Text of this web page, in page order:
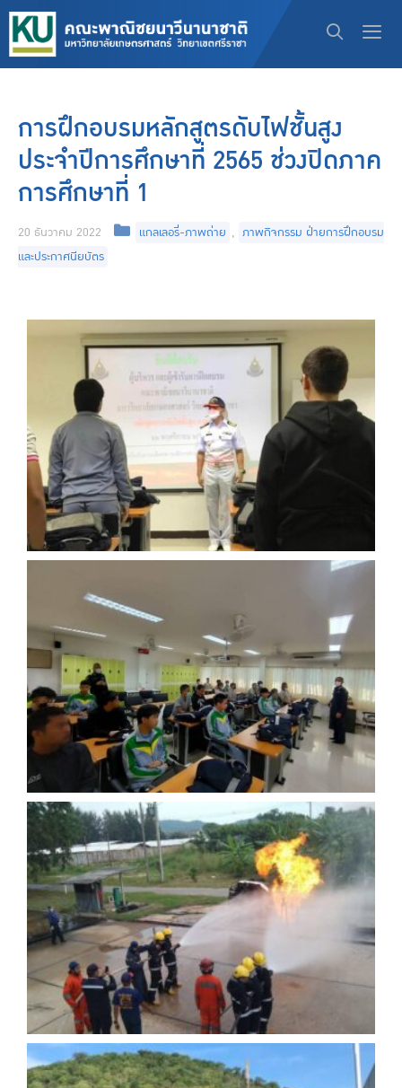
การฝึกอบรมหลักสูตรดับไฟชั้นสูง
ประจำปีการศึกษาที่ 2565 ช่วงปิดภาค
การศึกษาที่ 1
20 ธันวาคม 2022 แกลเลอรี่-ภาพถ่าย , ภาพกิจกรรม ฝ่ายการฝึกอบรม
และประกาศนียบัตร